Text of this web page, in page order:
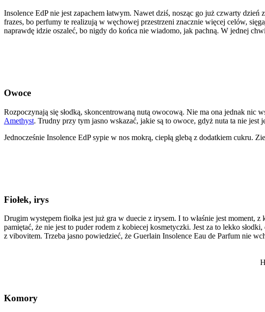
Insolence EdP nie jest zapachem łatwym. Nawet dziś, nosząc go już czwarty
frazes, bo perfumy te realizują w węchowej przestrzeni znacznie więcej celów,
naprawdę idzie oszaleć, bo nigdy do końca nie wiadomo, jak pachną. W jednej
Owoce
Rozpoczynają się słodką, skoncentrowaną nutą owocową. Nie ma ona jednak nic
Amethyst. Trudny przy tym jasno wskazać, jakie są to owoce, gdyż nuta ta nie jest
Jednocześnie Insolence EdP sypie w nos mokrą, ciepłą glebą z dodatkiem cukru.
Fiołek, irys
Drugim występem fiołka jest już gra w duecie z irysem. I to właśnie jest moment,
pamiętać, że nie jest to puder rodem z kobiecej kosmetyczki. Jest za to lekko
z vibovitem. Trzeba jasno powiedzieć, że Guerlain Insolence Eau de Parfum nie
Komory